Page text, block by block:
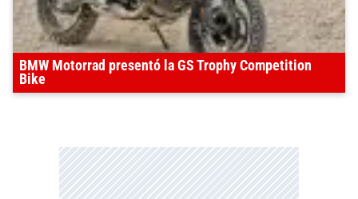
BMW Motorrad presentó la GS Trophy Competition
Bike